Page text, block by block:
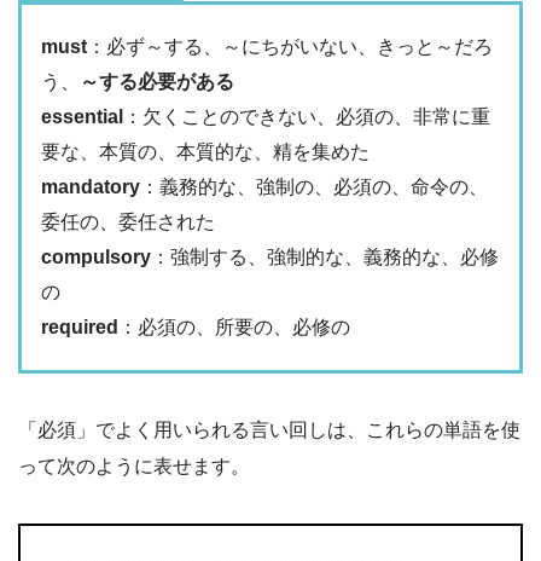
must ：必ず～する、～にちがいない、きっと～だろ
う、
～する必要がある
essential
：欠くことのできない、必須の、非常に重
要な、本質の、本質的な、精を集めた
mandatory ：義務的な、強制の、必須の、命令の、
委任の、委任された
compulsory ：強制する、強制的な、義務的な、必修
の
required ：必須の、所要の、必修の
「必須」でよく用いられる言い回しは、これらの単語を使
って次のように表せます。